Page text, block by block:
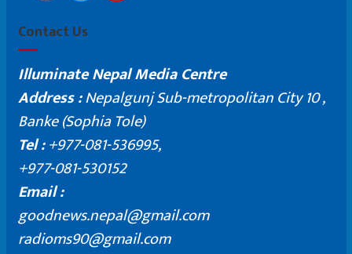
Contact Us
Illuminate Nepal Media Centre
Address :Nepalgunj Sub-metropolitan City 10 ,
Banke (Sophia Tole)
Tel :+977-081-536995,
+977-081-530152
Email :
goodnews.nepal@gmail.com
radioms90@gmail.com